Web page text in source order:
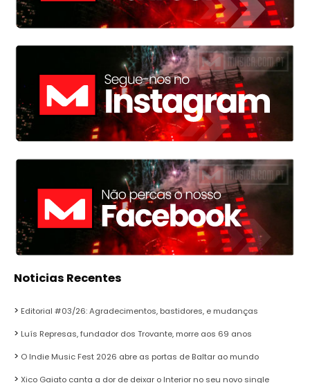
Noticias Recentes
Editorial #03/26: Agradecimentos, bastidores, e mudanças
Luís Represas, fundador dos Trovante, morre aos 69 anos
O Indie Music Fest 2026 abre as portas de Baltar ao mundo
Xico Gaiato canta a dor de deixar o Interior no seu novo single